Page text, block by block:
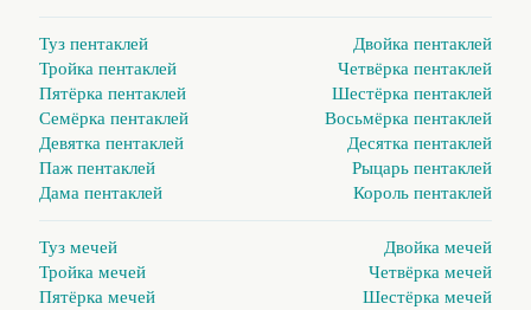
Туз пентаклей
Двойка пентаклей
Тройка пентаклей
Четвёрка пентаклей
Пятёрка пентаклей
Шестёрка пентаклей
Семёрка пентаклей
Восьмёрка пентаклей
Девятка пентаклей
Десятка пентаклей
Паж пентаклей
Рыцарь пентаклей
Дама пентаклей
Король пентаклей
Туз мечей
Двойка мечей
Тройка мечей
Четвёрка мечей
Пятёрка мечей
Шестёрка мечей